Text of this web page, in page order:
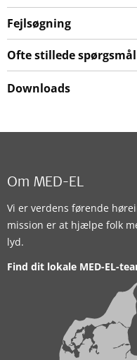
Fejlsøgning
Ofte stillede spørgsmål
Downloads
Om MED-EL
Vi er verdens førende
mission er at hjælpe folk
lyd.
Find dit lokale MED-EL-